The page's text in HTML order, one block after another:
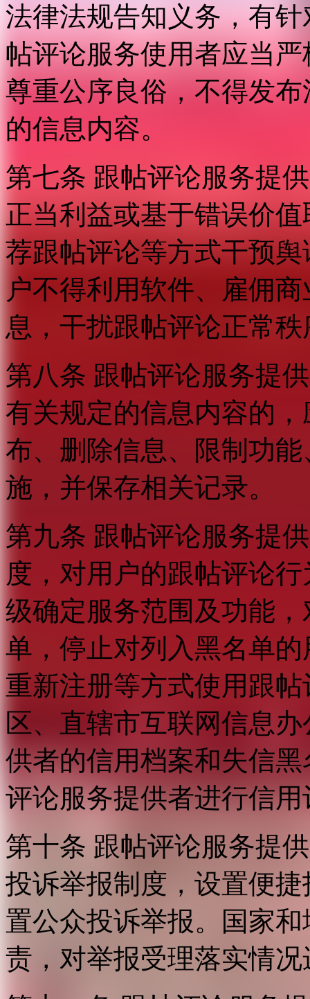
法律法规告知义务，有
帖评论服务使用者应当
尊重公序良俗，不得发
的信息内容。
第七条 跟帖评论服务提
正当利益或基于错误价
荐跟帖评论等方式干预
户不得利用软件、雇佣
息，干扰跟帖评论正常
第八条 跟帖评论服务提
有关规定的信息内容的
布、删除信息、限制功
施，并保存相关记录。
第九条 跟帖评论服务提
度，对用户的跟帖评论
级确定服务范围及功能
单，停止对列入黑名单
重新注册等方式使用跟
区、直辖市互联网信息
供者的信用档案和失信
评论服务提供者进行信用
第十条 跟帖评论服务提
投诉举报制度，设置便
置公众投诉举报。国家
责，对举报受理落实情